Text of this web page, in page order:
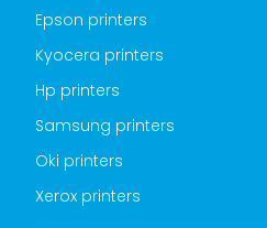
Epson printers
Kyocera printers
Hp printers
Samsung printers
Oki printers
Xerox printers